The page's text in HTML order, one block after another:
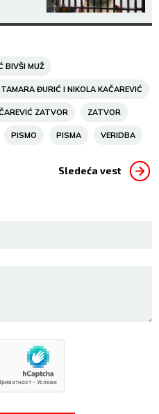
BIVŠI MUŽ
TAMARA ĐURIĆ I NIKOLA KAČAREVIĆ
ZATVOR ZATVOR
PISMO PISMA VERIDBA
Sledeća vest